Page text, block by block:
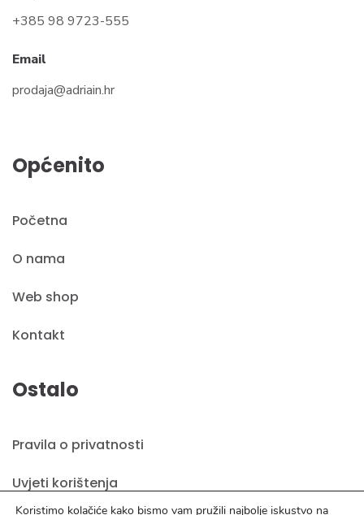
+385 98 9723-555
Email
prodaja@adriain.hr
Općenito
Početna
O nama
Web shop
Kontakt
Ostalo
Pravila o privatnosti
Uvjeti korištenja
Koristimo kolačiće kako bismo vam pružili najbolje iskustvo na